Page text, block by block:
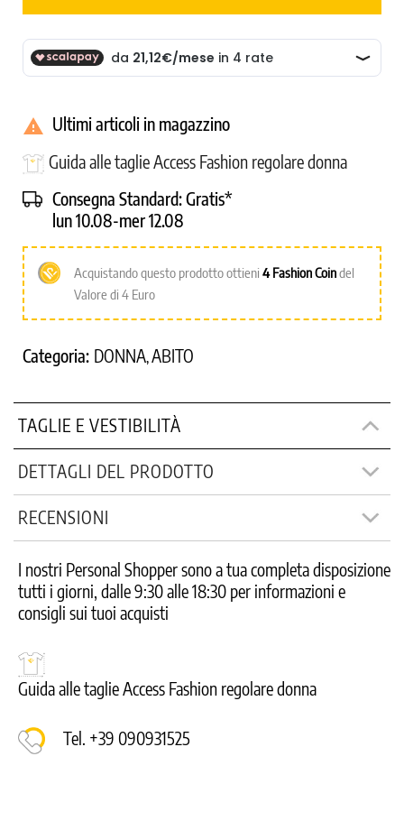
 Ultimi articoli in magazzino
Guida alle taglie Access Fashion regolare donna
Consegna Standard:Gratis*
lun 10.08-mer 12.08
Acquistando questo prodotto ottieni 4 Fashion Coindel
Valore di 4 Euro
Categoria: DONNA ABITO
TAGLIE E VESTIBILITÀ
DETTAGLI DEL PRODOTTO
RECENSIONI
I nostri Personal Shopper sono a tua completa disposizione
tutti i giorni, dalle 9:30 alle 18:30 per informazioni e
consigli sui tuoi acquisti
Guida alle taglie Access Fashion regolare donna
Tel. +39 090931525